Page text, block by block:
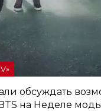
обсуждать
на Неделе